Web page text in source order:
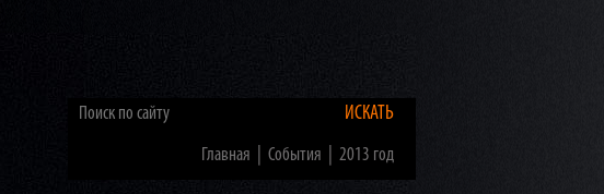
ИСКАТЬ
Главная События 2013 год